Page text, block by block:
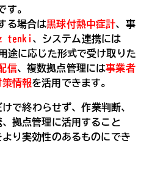
す。
る場合は黒球付熱中症計、事
tenki 、システム連携には
途に応じた形式で受け取りた
信、複数拠点管理には事業者
情報を活用できます。
けで終わらせず、作業判断、
拠点管理に活用すること
り実効性のあるものにでき